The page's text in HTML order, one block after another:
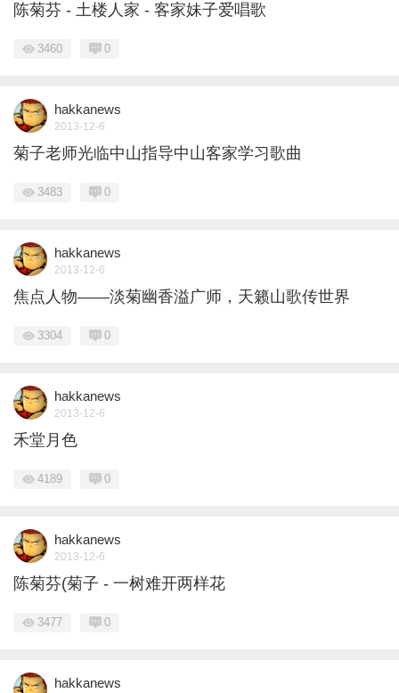
陈菊芬 - 土楼人家 - 客家妹子爱唱歌
3460 0
hakkanews
2013-12-6
菊子老师光临中山指导中山客家学习歌曲
3483 0
hakkanews
2013-12-6
焦点人物——淡菊幽香溢广师，天籁山歌传世界
3304 0
hakkanews
2013-12-6
禾堂月色
4189 0
hakkanews
2013-12-6
陈菊芬(菊子 - 一树难开两样花
3477 0
hakkanews